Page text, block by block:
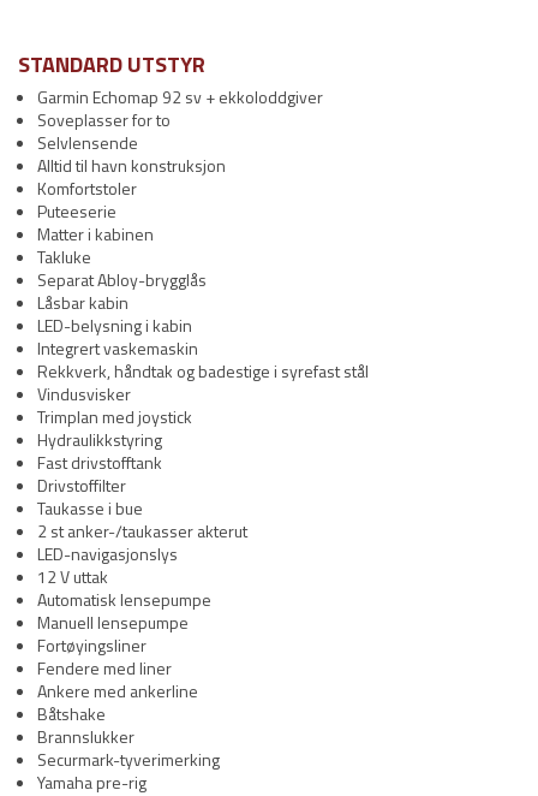
STANDARD UTSTYR
Garmin Echomap 92 sv + ekkoloddgiver
Soveplasser for to
Selvlensende
Alltid til havn konstruksjon
Komfortstoler
Puteeserie
Matter i kabinen
Takluke
Separat Abloy-brygglås
Låsbar kabin
LED-belysning i kabin
Integrert vaskemaskin
Rekkverk, håndtak og badestige i syrefast stål
Vindusvisker
Trimplan med joystick
Hydraulikkstyring
Fast drivstofftank
Drivstoffilter
Taukasse i bue
2 st anker-/taukasser akterut
LED-navigasjonslys
12 V uttak
Automatisk lensepumpe
Manuell lensepumpe
Fortøyingsliner
Fendere med liner
Ankere med ankerline
Båtshake
Brannslukker
Securmark-tyverimerking
Yamaha pre-rig